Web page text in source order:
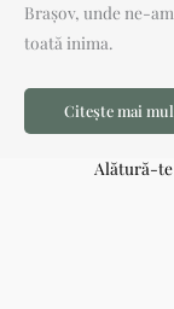
Brașov, unde ne-
toată inima.
Citește mai
Alătură-te